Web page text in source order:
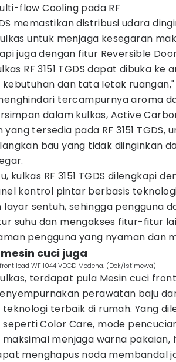
flow Cooling pada RF
memastikan distribusi udara
untuk menjaga kesegaran
juga dengan fitur Reversible
RF 3151 TGDS dapat dibuka ke
dan tata letak ruangan,"
tercampurnya aroma
dalam kulkas, Active
yang tersedia pada RF 3151 TGDS,
bau yang tidak diinginkan
kulkas RF 3151 TGDS dilengkapi
kontrol pintar berbasis
layar sentuh, sehingga pengguna
suhu dan mengakses fitur-fitur
pengguna yang nyaman dan
cuci juga
load WF 1044 VDGD Modena. (Dok/Istimewa)
terdapat pula Mesin cuci
perawatan baju
teknologi terbaik di rumah. Yang
seperti Color Care, mode
menjaga warna pakaian,
menghapus noda membandal